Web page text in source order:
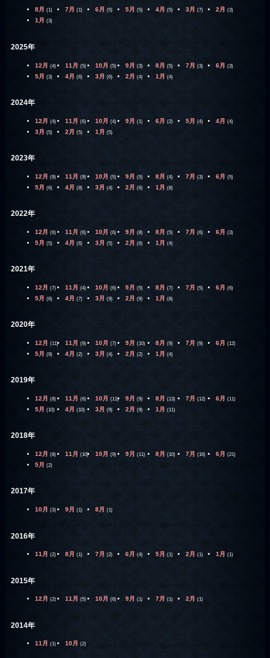
8月 (1) 7月 (1) 6月 (5) 5月 (5) 4月 (5) 3月 (7) 2月 (3)
1月 (3)
2025年
12月 (4) 11月 (5) 10月 (5) 9月 (3) 8月 (5) 7月 (3) 6月 (3)
5月 (3) 4月 (6) 3月 (6) 2月 (4) 1月 (4)
2024年
12月 (4) 11月 (6) 10月 (4) 9月 (1) 6月 (2) 5月 (4) 4月 (4)
3月 (5) 2月 (5) 1月 (5)
2023年
12月 (9) 11月 (9) 10月 (5) 9月 (5) 8月 (4) 7月 (3) 6月 (5)
5月 (6) 4月 (8) 3月 (4) 2月 (6) 1月 (8)
2022年
12月 (6) 11月 (6) 10月 (6) 9月 (8) 8月 (5) 7月 (6) 6月 (3)
5月 (5) 4月 (6) 3月 (5) 2月 (6) 1月 (4)
2021年
12月 (7) 11月 (4) 10月 (6) 9月 (5) 8月 (7) 7月 (5) 6月 (6)
5月 (6) 4月 (7) 3月 (9) 2月 (9) 1月 (8)
2020年
12月 (11) 11月 (9) 10月 (7) 9月 (10) 8月 (9) 7月 (9) 6月 (12)
5月 (9) 4月 (2) 3月 (4) 2月 (2) 1月 (4)
2019年
12月 (8) 11月 (6) 10月 (11) 9月 (9) 8月 (13) 7月 (12) 6月 (11)
5月 (10) 4月 (10) 3月 (9) 2月 (9) 1月 (11)
2018年
12月 (8) 11月 (10) 10月 (9) 9月 (11) 8月 (10) 7月 (16) 6月 (21)
5月 (2)
2017年
10月 (3) 9月 (1) 8月 (1)
2016年
11月 (2) 8月 (1) 7月 (2) 6月 (4) 5月 (1) 2月 (1) 1月 (1)
2015年
12月 (2) 11月 (5) 10月 (6) 9月 (1) 7月 (1) 2月 (1)
2014年
11月 (1) 10月 (2)